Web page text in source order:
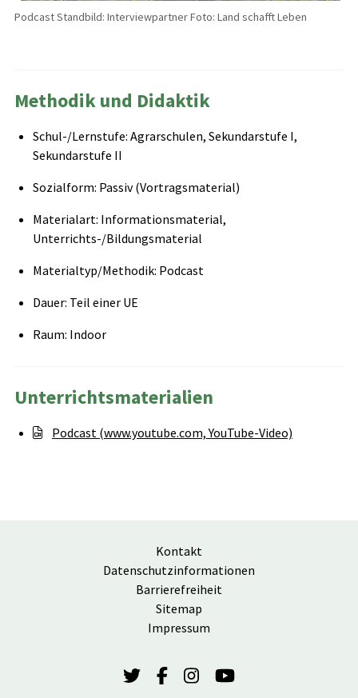
Podcast Standbild: Interviewpartner Foto: Land schafft Leben
Methodik und Didaktik
Schul-/Lernstufe: Agrarschulen, Sekundarstufe I,
Sekundarstufe II
Sozialform: Passiv (Vortragsmaterial)
Materialart: Informationsmaterial,
Unterrichts-/Bildungsmaterial
Materialtyp/Methodik: Podcast
Dauer: Teil einer UE
Raum: Indoor
Unterrichtsmaterialien
Podcast (www.youtube.com, YouTube-Video)
Kontakt
Datenschutzinformationen
Barrierefreiheit
Sitemap
Impressum